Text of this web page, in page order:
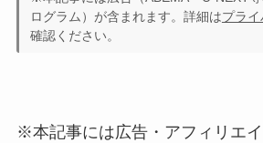
ログラム）が含まれます。詳細はプラ
確認ください。
※本記事には広告・アフィリエ